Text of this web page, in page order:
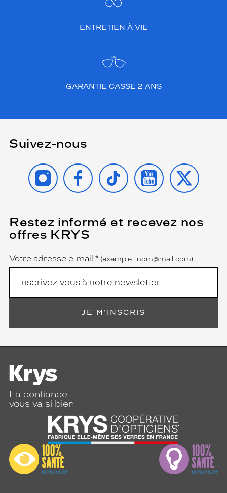
ENTRETIEN À VIE
GARANTIE CASSE 2 ANS
Suivez-nous
INSTAGRAMFACEBOOK
TIKTOK YOUTUBE
X
Restez informé et recevez nos
offres KRYS
Name
Votre adresse e-mail *
(Ce
champ
est
obligatoire)
(exemple : nom@mail.com)
JE M'INSCRIS
La confiance
vous va si bien